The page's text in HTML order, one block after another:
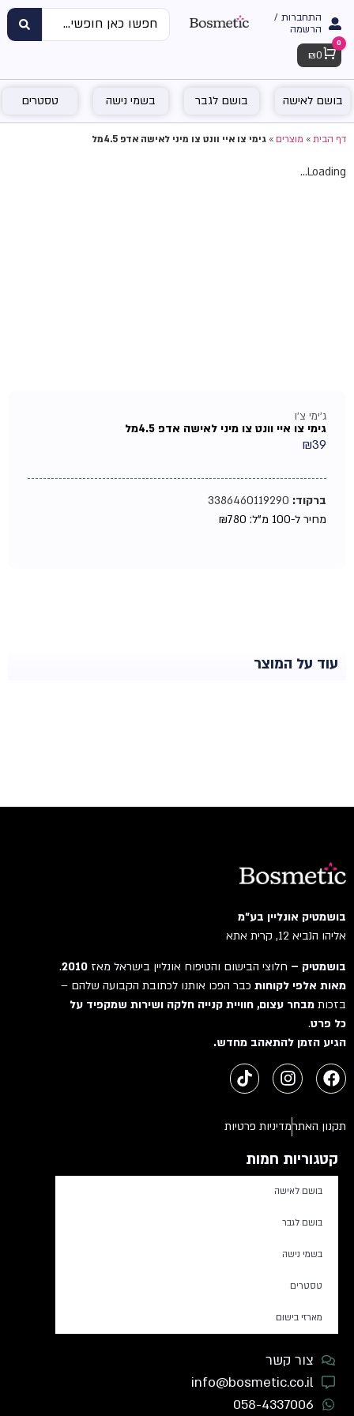
התחברות /
הרשמה
Cart
0
₪ 0
בושם לאישה בושם לגבר בשמי נישה טסטרים
דף הבית»מוצרים»גימי צו איי וונט צו מיני לאישה אדפ 4.5מל
Loading...
ג'ימי צ'ו
גימי צו איי וונט צו מיני לאישה אדפ 4.5מל
₪39
ברקוד:3386460119290
מחיר ל-100 מ"ל:
₪780
עוד על המוצר
בושמטיק אונליין בע"מ
אליהו הנביא 12, קרית אתא
בושמטיק –חלוצי הבישום והטיפוח אונליין בישראל מאז2010
.
מאות אלפי לקוחותכבר הפכו אותנו לכתובת הקבועה שלהם –
בזכותמבחר עצום, חוויית קנייה חלקה ושירות שמקפיד על
כל פרט.
הגיע הזמן להתאהב מחדש.
תקנון האתרמדיניות פרטיות
קטגוריות חמות
בושם לאישה
בושם לגבר
בשמי נישה
טסטרים
מארזי בישום
צור קשר
info@bosmetic.co.il
058-4337006